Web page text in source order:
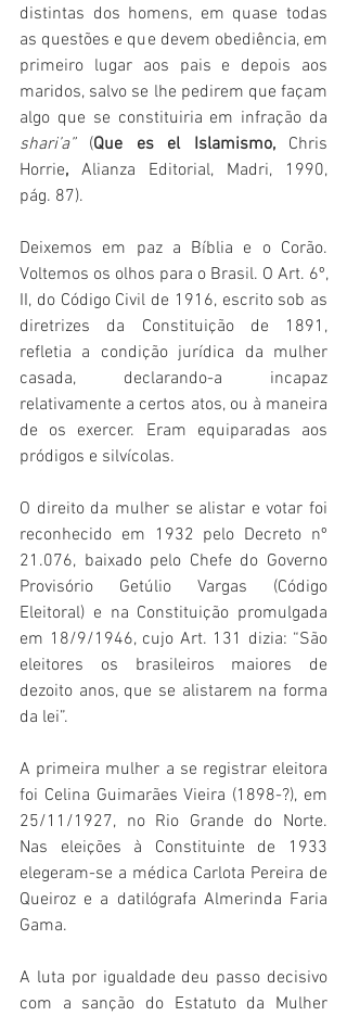
distintas dos homens, em quase todas
as questões e que devem obediência, em
primeiro lugar aos pais e depois aos
maridos, salvo se lhe pedirem que façam
shari’a” (Que es el Islamismo, Chris
Horrie, Alianza Editorial, Madri, 1990,
pág. 87).
Deixemos em paz a Bíblia e o Corão.
Voltemos os olhos para o Brasil. O Art. 6º,
II, do Código Civil de 1916, escrito sob as
diretrizes da Constituição de 1891,
refletia a condição jurídica da mulher
casada, declarando-a incapaz
relativamente a certos atos, ou à maneira
de os exercer. Eram equiparadas aos
pródigos e silvícolas.
O direito da mulher se alistar e votar foi
reconhecido em 1932 pelo Decreto nº
21.076, baixado pelo Chefe do Governo
Provisório Getúlio Vargas (Código
Eleitoral) e na Constituição promulgada
em 18/9/1946, cujo Art. 131 dizia: “São
eleitores os brasileiros maiores de
dezoito anos, que se alistarem na forma
da lei”.
A primeira mulher a se registrar eleitora
foi Celina Guimarães Vieira (1898-?), em
25/11/1927, no Rio Grande do Norte.
Nas eleições à Constituinte de 1933
elegeram-se a médica Carlota Pereira de
Queiroz e a datilógrafa Almerinda Faria
Gama.
A luta por igualdade deu passo decisivo
com a sanção do Estatuto da Mulher